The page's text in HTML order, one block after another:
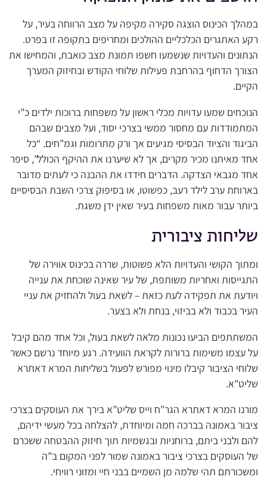
במהלך הכינוס הוצגה סקירה מקיפה על מצב הרווחה בעיר, על
רקע האתגרים הכלכליים ההולכים ומחריפים בתקופה זו בפרט.
הנתונים והעדויות שנשמעו חשפו תמונת מצב כואבת, והמחישו את
הצורך הדחוף בהרחבת פעילות שלוחי הקודש ובחיזוק המערך
הקיים.
הנוכחים שמעו עדויות מכלי ראשון על משפחות ברוכות ילדים כ”י
המתמודדות עם מחסור ממשי בצרכי יסוד, ועל מצבים שבהם
הביגוד והציוד הבסיסי מגיעים אך ורק מתרומות וגמ”חים. “כל
אחד מאיתנו מכיר מקרים, אך לא שיערנו את ההיקף הכולל”, סיפר
אחד מגבאי הצדקה. הדברים חידדו את ההבנה כי לעתים מדובר
בארוחת ערב לילד רעב, כפשוטו, או בסיפוק צרכי השבת הבסיסיים
ביותר עבור מאות משפחות בעיר שאין ידן משגת.
שליחות ציבורית
ומתוך הקושי והעדויות הלא פשוטות, שררה בכינוס אווירה של
התגייסות ואחריות משותפת, של עיר שאינה שוכחת את ענייה
ויודעת את תפקידה לעת כזאת – לשאת בעול ולהחזיק את עניי
העיר בכבוד ולא בביזוי, בנחת ולא בצער.
המשתתפים הביעו נכונות מלאה לשאת בעול, וכל אחד מהם קיבל
על עצמו משימות ברורות לקראת הוועידה. רגע מיוחד נרשם כאשר
שלוחי הציבור קיבלו מינוי מפורש לפעול בשליחות המרא דאתרא
שליט”א.
מורנו המרא דאתרא הגר”ח וייס שליט”א בירך את העוסקים בצרכי
ציבור באמונה בברכה חמה ומיוחדת, להצלחה בכל מעשי ידיהם,
להם ולבני ביתם, ברוחניות ובגשמיות תוך חיזוק ההבטחה ששכרם
של העוסקים בצרכי ציבור באמונה שמור לפני המקום ב”ה
ומשכורתם תהי שלמה מן השמיים בבני חיי ומזוני רוויחי.